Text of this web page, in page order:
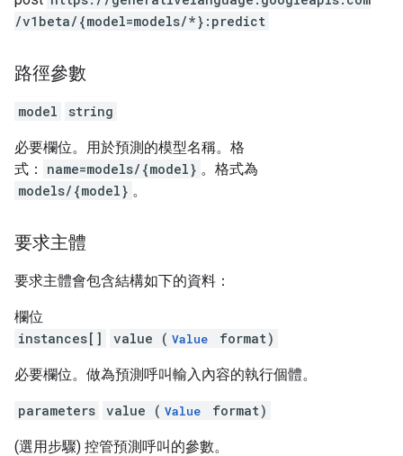
/v1beta/{model=models/*}:predict
路徑參數
model string
必要欄位。用於預測的模型名稱。格
式：
name=models/{model} 。格式為
models/{model} 。
要求主體
要求主體會包含結構如下的資料：
欄位
instances[]
value ( Value format)
必要欄位。做為預測呼叫輸入內容的執行個體。
parameters value ( Value format)
(選用步驟) 控管預測呼叫的參數。